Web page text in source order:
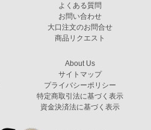
よくある質問
お問い合わせ
大口注文のお問合せ
商品リクエスト
About Us
サイトマップ
プライバシーポリシー
特定商取引法に基づく表示
資金決済法に基づく表示